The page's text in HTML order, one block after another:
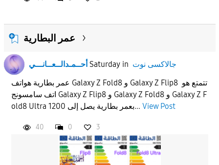
عمر البطارية
أحــمـدالــعــانـــي Saturdayin جالاكسى نوت
عمر بطارية هواتف Galaxy Z Fold8 و Galaxy Z Flip8 تتمتع هو
اتف سامسونج Galaxy Z Flip8 و Galaxy Z Fold8 و Galaxy Z F
old8 Ultra بعمر بطارية يصل إلى 1200... View Post
40 0 3